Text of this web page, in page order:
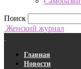
Поиск
Женский журнал
Главная
Новости